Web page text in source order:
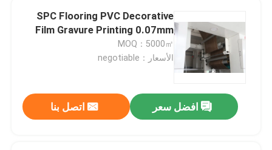
SPC Flooring PVC Decorative
Film Gravure Printing 0.07mm
MOQ：5000㎡
الأسعار：negotiable
افضل سعر اتصل بنا